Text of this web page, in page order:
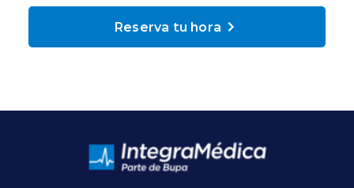
Reserva de Horas
Mi Portal Bupa
Reserva tu hora